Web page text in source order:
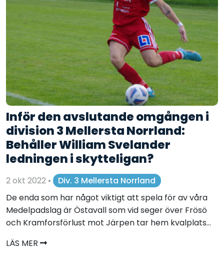
Inför den avslutande omgången i
division 3 Mellersta Norrland:
Behåller William Svelander
ledningen i skytteligan?
2 okt 2022 •
Div. 3 Mellersta Norrland
De enda som har något viktigt att spela för av våra
Medelpadslag är Östavall som vid seger över Frösö
och Kramforsförlust mot Järpen tar hem kvalplats...
LÄS MER